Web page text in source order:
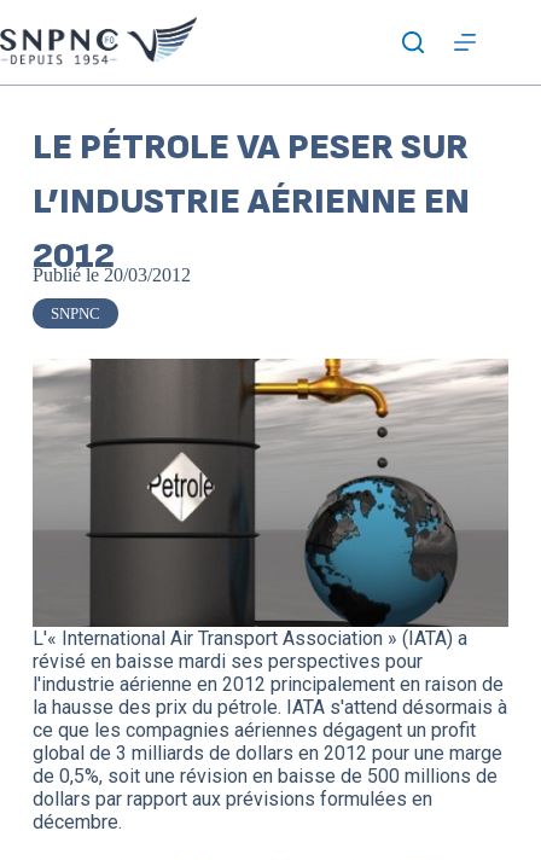
LE PÉTROLE VA PESER SUR
L’INDUSTRIE AÉRIENNE EN
2012
Publié le 20/03/2012
SNPNC
L'« International Air Transport Association » (IATA) a
révisé en baisse mardi ses perspectives pour
l'industrie aérienne en 2012 principalement en raison de
la hausse des prix du pétrole. IATA s'attend désormais à
ce que les compagnies aériennes dégagent un profit
global de 3 milliards de dollars en 2012 pour une marge
de 0,5%, soit une révision en baisse de 500 millions de
dollars par rapport aux prévisions formulées en
décembre.